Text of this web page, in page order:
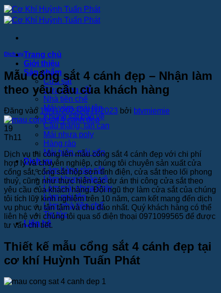
Bỏ
qua
nội
Trang chủ
Giới thiệu
Sản phẩm
Cửa sắt
Cửa cổng sắt
Nhà tiền chế
Mái vòm, mái tôn
Khung sắt bảo vệ
Cầu thang, lan can
Mái nhựa poly
Hàng rào
Mái hiên, mái xếp
Dịch vụ
Làm hàng rào sắt
Làm khung bảo vệ
Làm mái nhựa Poly
Làm mái tôn
Làm nhà tiền chế
Tin tức
Liên hệ
Dịch vụ
Mẫu cổng sắt 4 cánh đẹp – Nhận làm
theo yêu cầu của khách hàng
Đăng vào 19/11/202320/11/2023 bởi btvmiemie
19
Th11
Dịch vụ thi công lên mẫu cổng sắt 4 cánh đẹp với chi phí
hợp lý và chuyên nghiệp, chúng tôi chuyên sản xuất cửa
cổng sắt, cổng sắt hộp sơn tĩnh điện, cửa sắt theo lối phong
thuỷ, cũng như thực hiện các dự án thi công cửa sắt theo
yêu cầu của khách hàng. Đội ngũ thợ làm cửa sắt của chúng
tôi tích lũy kinh nghiệm trên 10 năm, cam kết mang đến dịch
vụ phục vụ tận tâm và chu đáo nhất. Quý khách hàng có thể
liên hệ với chúng tôi qua số điện thoại 0971099565 để được
tư vấn chi tiết.
Thiết kế mẫu cổng sắt 4 cánh đẹp tại
cơ khí Huỳnh Tuấn Phát